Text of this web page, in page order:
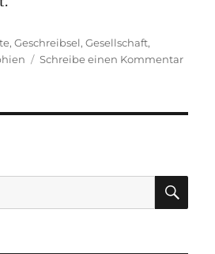
,Geschreibsel,Gesellschaft,
Schreibe einen Kommentarzu